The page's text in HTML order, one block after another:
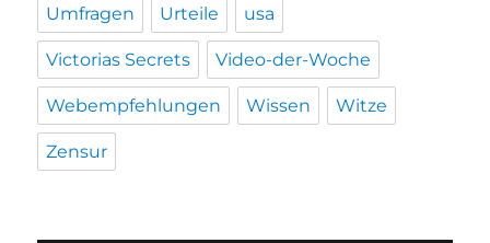
Umfragen Urteile usa
Victorias Secrets Video-der-Woche
Webempfehlungen Wissen Witze
Zensur